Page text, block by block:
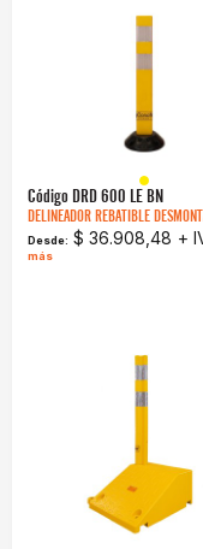
Código DRD 600 LE BN
DELINEADOR REBATIBLE
Desde: $ 36.908,48 +
más